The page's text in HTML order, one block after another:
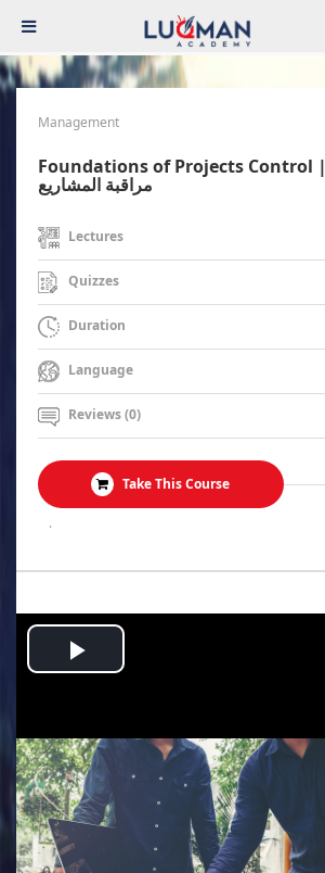
Management
Foundations of Projects Control | أسس ومهام
مراقبة المشاريع
Lectures
Quizzes
Duration
Language
Reviews (0)
Take This Course
.
Play